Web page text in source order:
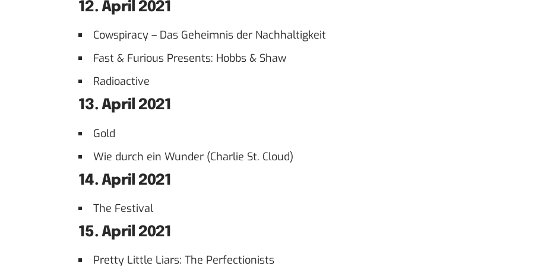
12. April 2021
Cowspiracy – Das Geheimnis der Nachhaltigkeit
Fast & Furious Presents: Hobbs & Shaw
Radioactive
13. April 2021
Gold
Wie durch ein Wunder (Charlie St. Cloud)
14. April 2021
The Festival
15. April 2021
Pretty Little Liars: The Perfectionists